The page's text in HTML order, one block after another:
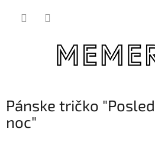
Pánske tričko
noc"